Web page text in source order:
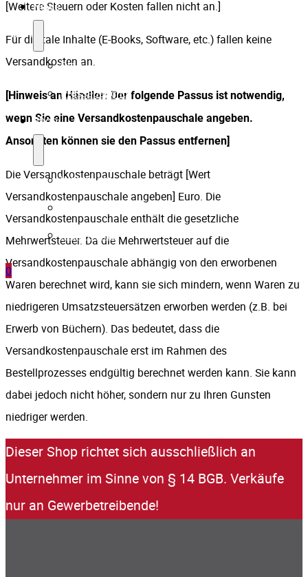
News
Blog
Presseberichte
Shop
Warenkorb
Kasse
Mein Konto
0
[Weitere Steuern oder Kosten fallen nicht an.]
Für digitale Inhalte (E-Books, Software, etc.) fallen keine
Versandkosten an.
[Hinweis an Händler: Der folgende Passus ist notwendig,
wenn Sie eine Versandkostenpauschale angeben.
Ansonsten können sie den Passus entfernen]
Die Versandkostenpauschale beträgt [Wert
Versandkostenpauschale angeben] Euro. Die
Versandkostenpauschale enthält die gesetzliche
Mehrwertsteuer. Da die Mehrwertsteuer auf die
Versandkostenpauschale abhängig von den erworbenen
Waren berechnet wird, kann sie sich mindern, wenn Waren zu
niedrigeren Umsatzsteuersätzen erworben werden (z.B. bei
Erwerb von Büchern). Das bedeutet, dass die
Versandkostenpauschale erst im Rahmen des
Bestellprozesses endgültig berechnet werden kann. Sie kann
dabei jedoch nicht höher, sondern nur zu Ihren Gunsten
niedriger werden.
Dieser Shop richtet sich ausschließlich an
Unternehmer im Sinne von § 14 BGB. Verkäufe
nur an Gewerbetreibende!